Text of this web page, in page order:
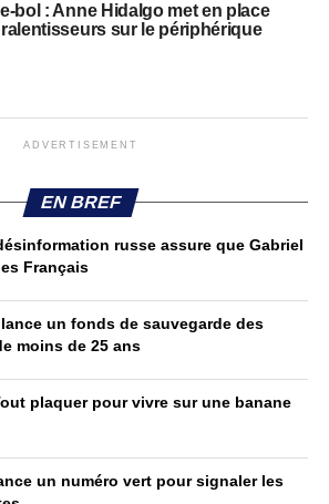
bol : Anne Hidalgo met en place
ralentisseurs sur le périphérique
ADVERTISEMENT
EN BREF
russe assure que Gabriel
Français
un fonds de sauvegarde des
moins de 25 ans
plaquer pour vivre sur une banane
un numéro vert pour signaler les